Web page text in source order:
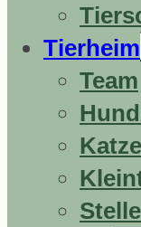
Tierheim
Team